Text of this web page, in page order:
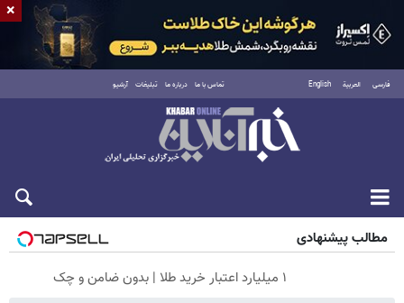
فارسی العربية English تماس با ما درباره ما تبلیغات آرشیو
جمعه ۱۶ مرداد ۱۴۰۵
مطالب پیشنهادی
۱ میلیارد اعتبار خرید طلا | بدون ضامن و چک
×